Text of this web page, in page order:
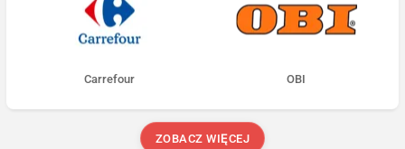
Carrefour OBI
ZOBACZ WIĘCEJ